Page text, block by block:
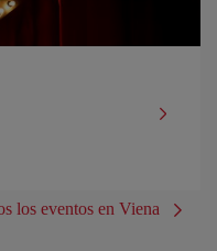
los eventos en Viena